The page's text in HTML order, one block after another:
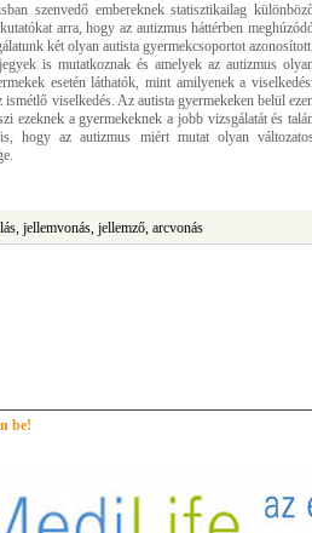
szenvedő embereknek statisztikailag
arra, hogy az autizmus háttérben
két olyan autista gyermekcsoportot
is mutatkoznak és amelyek az autizmus
esetén láthatók, mint amilyenek a
viselkedés. Az autista gyermekeken belül
ezeknek a gyermekeknek a jobb vizsgálatát és
hogy az autizmus miért mutat olyan
jellemvonás, jellemző, arcvonás
be!